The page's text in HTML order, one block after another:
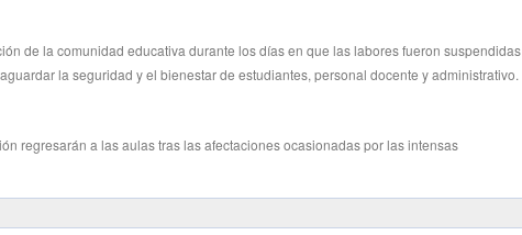
de la comunidad educativa durante los días en que las labores fueron suspendidas
la seguridad y el bienestar de estudiantes, personal docente y administrativo.
regresarán a las aulas tras las afectaciones ocasionadas por las intensas